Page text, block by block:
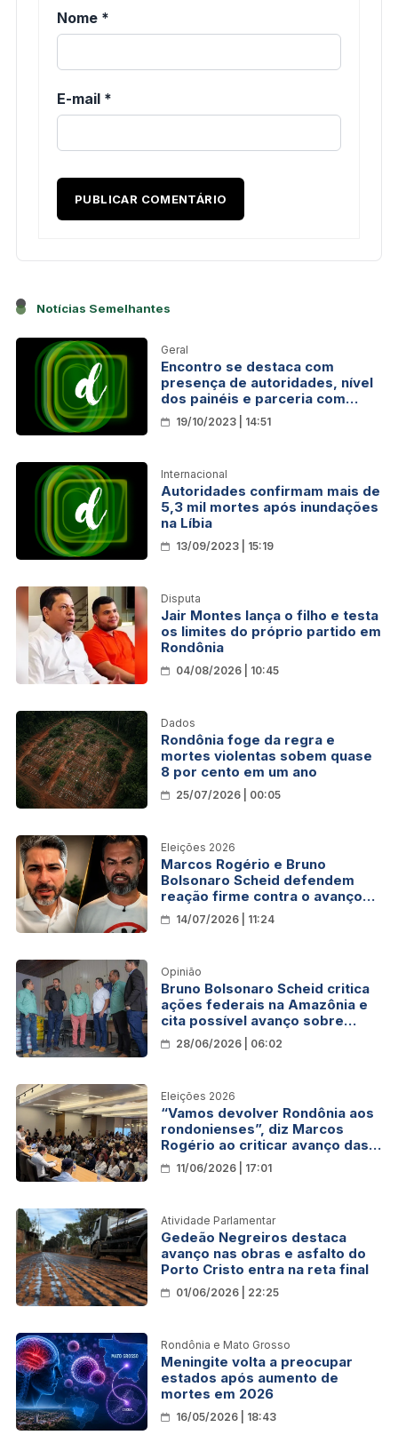
Nome *
E-mail *
Notícias Semelhantes
Geral
Encontro se destaca com
presença de autoridades, nível
dos painéis e parceria com
agência alemã
19/10/2023 | 14:51
Internacional
Autoridades confirmam mais de
5,3 mil mortes após inundações
na Líbia
13/09/2023 | 15:19
Disputa
Jair Montes lança o filho e testa
os limites do próprio partido em
Rondônia
04/08/2026 | 10:45
Dados
Rondônia foge da regra e
mortes violentas sobem quase
8 por cento em um ano
25/07/2026 | 00:05
Eleições 2026
Marcos Rogério e Bruno
Bolsonaro Scheid defendem
reação firme contra o avanço
da violência em Rondônia
14/07/2026 | 11:24
Opinião
Bruno Bolsonaro Scheid critica
ações federais na Amazônia e
cita possível avanço sobre
Rondônia
28/06/2026 | 06:02
Eleições 2026
“Vamos devolver Rondônia aos
rondonienses”, diz Marcos
Rogério ao criticar avanço das
facções
11/06/2026 | 17:01
Atividade Parlamentar
Gedeão Negreiros destaca
avanço nas obras e asfalto do
Porto Cristo entra na reta final
01/06/2026 | 22:25
Rondônia e Mato Grosso
Meningite volta a preocupar
estados após aumento de
mortes em 2026
16/05/2026 | 18:43